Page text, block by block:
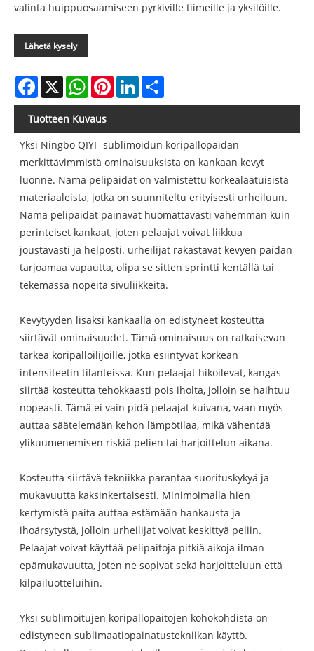
valinta huippuosaamiseen pyrkiville tiimeille ja yksilöille.
Lähetä kysely
Facebook
X WhatsAppPinterestLinkedIn
Tuotteen Kuvaus
Yksi Ningbo QIYI -sublimoidun koripallopaidan
merkittävimmistä ominaisuuksista on kankaan kevyt
luonne. Nämä pelipaidat on valmistettu korkealaatuisista
materiaaleista, jotka on suunniteltu erityisesti urheiluun.
Nämä pelipaidat painavat huomattavasti vähemmän kuin
perinteiset kankaat, joten pelaajat voivat liikkua
joustavasti ja helposti. urheilijat rakastavat kevyen paidan
tarjoamaa vapautta, olipa se sitten sprintti kentällä tai
tekemässä nopeita sivuliikkeitä.
Kevytyyden lisäksi kankaalla on edistyneet kosteutta
siirtävät ominaisuudet. Tämä ominaisuus on ratkaisevan
tärkeä koripalloilijoille, jotka esiintyvät korkean
intensiteetin tilanteissa. Kun pelaajat hikoilevat, kangas
siirtää kosteutta tehokkaasti pois iholta, jolloin se haihtuu
nopeasti. Tämä ei vain pidä pelaajat kuivana, vaan myös
auttaa säätelemään kehon lämpötilaa, mikä vähentää
ylikuumenemisen riskiä pelien tai harjoittelun aikana.
Kosteutta siirtävä tekniikka parantaa suorituskykyä ja
mukavuutta kaksinkertaisesti. Minimoimalla hien
kertymistä paita auttaa estämään hankausta ja
ihoärsytystä, jolloin urheilijat voivat keskittyä peliin.
Pelaajat voivat käyttää pelipaitoja pitkiä aikoja ilman
epämukavuutta, joten ne sopivat sekä harjoitteluun että
kilpailuotteluihin.
Yksi sublimoitujen koripallopaitojen kohokohdista on
edistyneen sublimaatiopainatustekniikan käyttö.